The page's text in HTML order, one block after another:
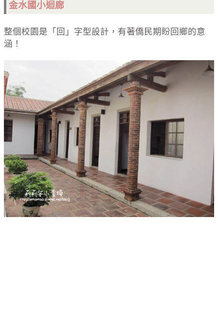
金水國小迴廊
整個校園是「回」字型設計，有著僑民期盼回鄉的意
涵！